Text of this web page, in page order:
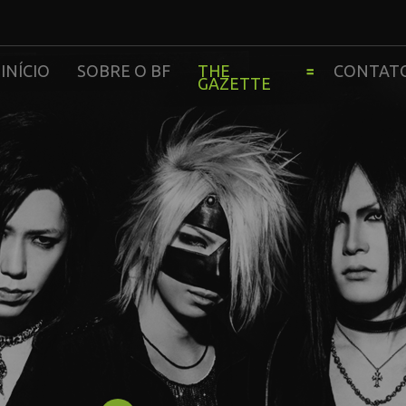
INÍCIO SOBRE O BF THE
GAZETTE